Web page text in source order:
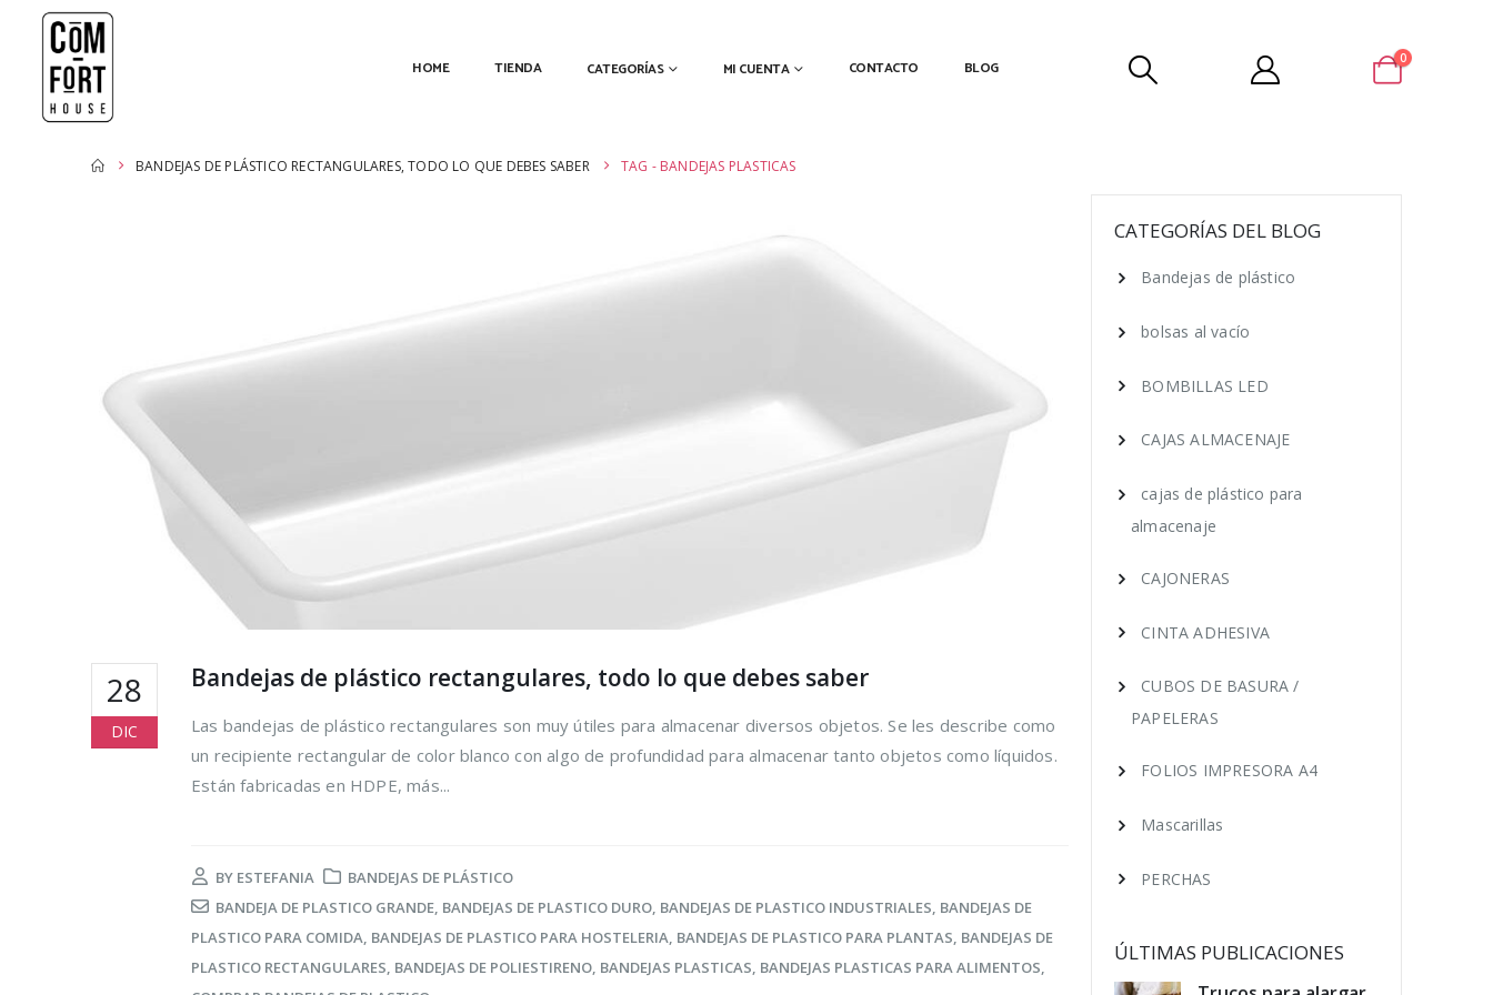
HOME TIENDA CATEGORÍAS MI CUENTA CONTACTO BLOG 0
BANDEJAS DE PLÁSTICO RECTANGULARES, TODO LO QUE DEBES SABER TAG - BANDEJAS PLASTICAS
28
DIC
Bandejas de plástico rectangulares, todo lo que debes saber
Las bandejas de plástico rectangulares son muy útiles para almacenar diversos objetos. Se les describe como
un recipiente rectangular de color blanco con algo de profundidad para almacenar tanto objetos como líquidos.
Están fabricadas en HDPE, más...
BY ESTEFANIA
BANDEJAS DE PLÁSTICO
BANDEJA DE PLASTICO GRANDE, BANDEJAS DE PLASTICO DURO, BANDEJAS DE PLASTICO INDUSTRIALES, BANDEJAS DE
PLASTICO PARA COMIDA, BANDEJAS DE PLASTICO PARA HOSTELERIA, BANDEJAS DE PLASTICO PARA PLANTAS, BANDEJAS DE
PLASTICO RECTANGULARES, BANDEJAS DE POLIESTIRENO, BANDEJAS PLASTICAS, BANDEJAS PLASTICAS PARA ALIMENTOS,
CATEGORÍAS DEL BLOG
Bandejas de plástico
bolsas al vacío
BOMBILLAS LED
CAJAS ALMACENAJE
cajas de plástico para
almacenaje
CAJONERAS
CINTA ADHESIVA
CUBOS DE BASURA /
PAPELERAS
FOLIOS IMPRESORA A4
Mascarillas
PERCHAS
ÚLTIMAS PUBLICACIONES